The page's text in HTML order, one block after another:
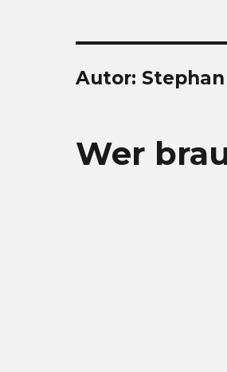
Autor:
Wer